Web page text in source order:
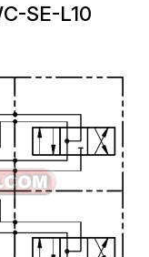
SE-L10